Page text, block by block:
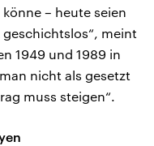
– heute seien
geschichtslos“, meint
1949 und 1989 in
nicht als gesetzt
muss steigen“.